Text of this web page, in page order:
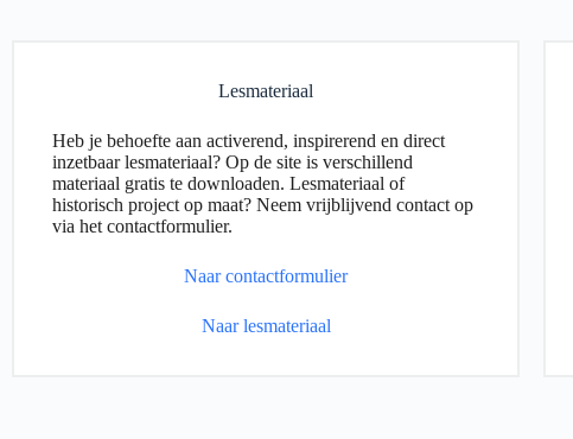
Lesmateriaal
Heb je behoefte aan activerend, inspirerend en direct
inzetbaar lesmateriaal? Op de site is verschillend
materiaal gratis te downloaden. Lesmateriaal of
historisch project op maat? Neem vrijblijvend contact op
via het contactformulier.
Naar contactformulier
Naar lesmateriaal